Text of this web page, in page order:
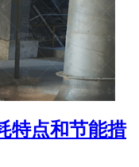
特点和节能措